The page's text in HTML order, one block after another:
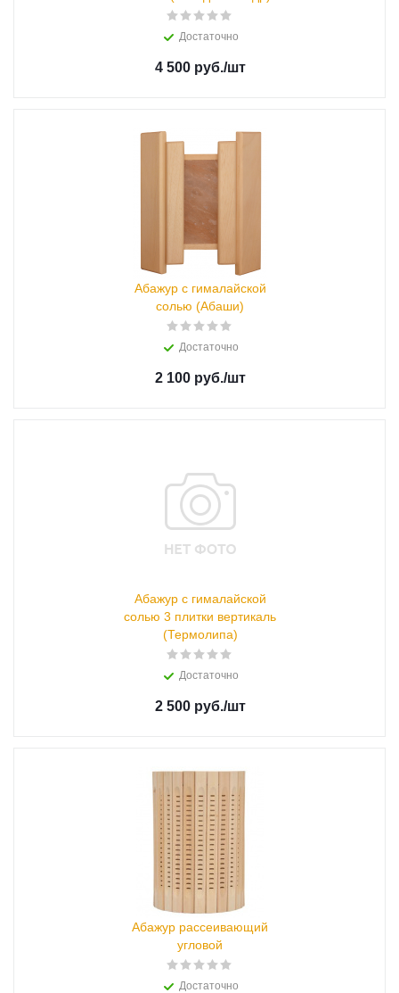
Достаточно
4 500 руб./шт
Абажур с гималайской
солью (Абаши)
Достаточно
2 100 руб./шт
Абажур с гималайской
солью 3 плитки вертикаль
(Термолипа)
Достаточно
2 500 руб./шт
Абажур рассеивающий
угловой
Достаточно